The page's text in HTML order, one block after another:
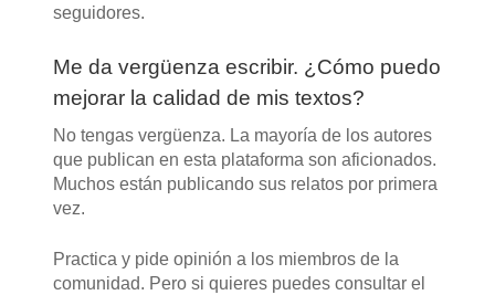
seguidores.
Me da vergüenza escribir. ¿Cómo puedo
mejorar la calidad de mis textos?
No tengas vergüenza. La mayoría de los autores
que publican en esta plataforma son aficionados.
Muchos están publicando sus relatos por primera
vez.
Practica y pide opinión a los miembros de la
comunidad. Pero si quieres puedes consultar el